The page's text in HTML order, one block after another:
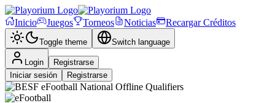
Inicio Juegos Torneos Noticias Recargar Créditos
Toggle theme Switch language
Login
Registrarse
Iniciar sesión
Registrarse